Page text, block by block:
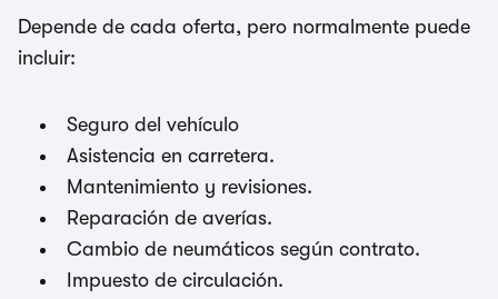
Depende de cada oferta, pero normalmente puede
incluir:
Seguro del vehículo
Asistencia en carretera.
Mantenimiento y revisiones.
Reparación de averías.
Cambio de neumáticos según contrato.
Impuesto de circulación.